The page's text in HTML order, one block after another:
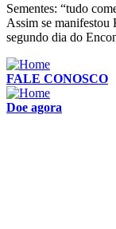
Sementes: “tudo
Assim se manifestou
segundo dia do
FALE CONOSCO
Doe agora